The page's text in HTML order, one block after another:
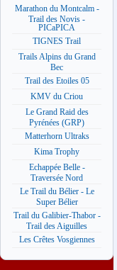
Marathon du Montcalm -
Trail des Novis -
PICaPICA
TIGNES Trail
Trails Alpins du Grand
Bec
Trail des Etoiles 05
KMV du Criou
Le Grand Raid des
Pyrénées (GRP)
Matterhorn Ultraks
Kima Trophy
Echappée Belle -
Traversée Nord
Le Trail du Bélier - Le
Super Bélier
Trail du Galibier-Thabor -
Trail des Aiguilles
Les Crêtes Vosgiennes